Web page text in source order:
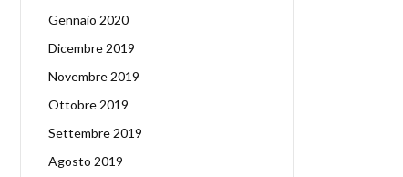
Gennaio 2020
Dicembre 2019
Novembre 2019
Ottobre 2019
Settembre 2019
Agosto 2019